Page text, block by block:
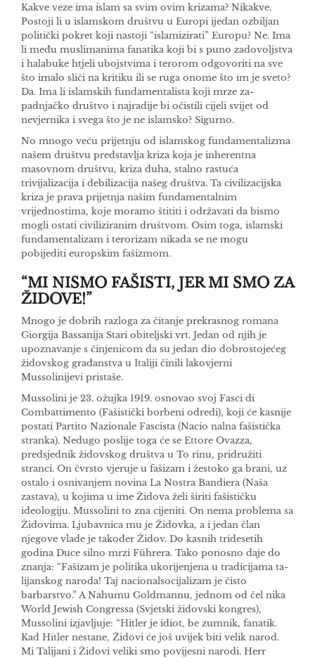
Kakve veze ima islam sa svim ovim krizama? Nikakve.
Postoji li u islamskom društvu u Europi ijedan ozbiljan
politički pokret koji nastoji “islami­zirati” Europu? Ne. Ima
li među muslimanima fanatika koji bi s puno zadovoljstva
i halabuke htjeli ubojstvima i terorom odgovoriti na sve
što imalo sliči na kritiku ili se ruga onome što im je sveto?
Da. Ima li islamskih fundamentalista koji mrze za­
padnjačko društvo i najradije bi očistili cijeli svijet od
nevjernika i svega što je ne­ islamsko? Sigurno.
No mnogo veću prijetnju od islamskog fundamen­talizma
našem društvu predstavlja kriza koja je inherentna
masovnom društvu, kriza duha, stalno rastuća
trivijalizacija i debilizacija našeg društva. Ta civilizacijska
kriza je prava prijetnja našim fun­damentalnim
vrijednostima, koje moramo štititi i održavati da bismo
mogli ostati civiliziranim društ­vom. Osim toga, islamski
fundamentalizam i tero­rizam nikada se ne mogu
pobijediti europskim fa­šizmom.
“MI NISMO FAŠISTI, JER MI SMO ZA
ŽIDOVE!”
Mnogo je dobrih razloga za čitanje prekrasnog romana
Giorgija Bassanija Stari obiteljski vrt. Je­dan od njih je
upoznavanje s činjenicom da su jedan dio dobrostojećeg
židovskog građanstva u Italiji činili lakovjerni
Mussolinijevi pristaše.
Mussolini je 23. ožujka 1919. osnovao svoj Fasci di
Combattimento (Fašistički borbeni odredi), koji će kasnije
postati Partito Nazionale Fascista (Nacio­ nalna fašistička
stranka). Nedugo poslije toga će se Ettore Ovazza,
predsjednik židovskog društva u To­ rinu, pridružiti
stranci. On čvrsto vjeruje u fašizam i žestoko ga brani, uz
ostalo i osnivanjem novina La Nostra Bandiera (Naša
zastava), u kojima u ime Židova želi širiti fašističku
ideologiju. Mussolini to zna cijeniti. On nema problema sa
Židovima. Lju­bavnica mu je Židovka, a i jedan član
njegove vlade je također Židov. Do kasnih tridesetih
godina Duce silno mrzi Führera. Tako ponosno daje do
znanja: “Fašizam je politika ukorijenjena u tradicijama ta­
lijanskog naroda! Taj nacionalsocijalizam je čisto
barbarstvo.” A Nahumu Goldmannu, jednom od čel­ nika
World Jewish Congressa (Svjetski židovski kongres),
Mussolini izjavljuje: “Hitler je idiot, be­ zumnik, fanatik.
Kad Hitler nestane, Židovi će još uvijek biti velik narod.
Mi Talijani i Židovi veliki smo povijesni narodi. Herr